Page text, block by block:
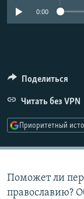
РАСПИСАНИЕ
0:00
Поделиться
Читать без VPN
Приоритетный
Поможет ли
православию?